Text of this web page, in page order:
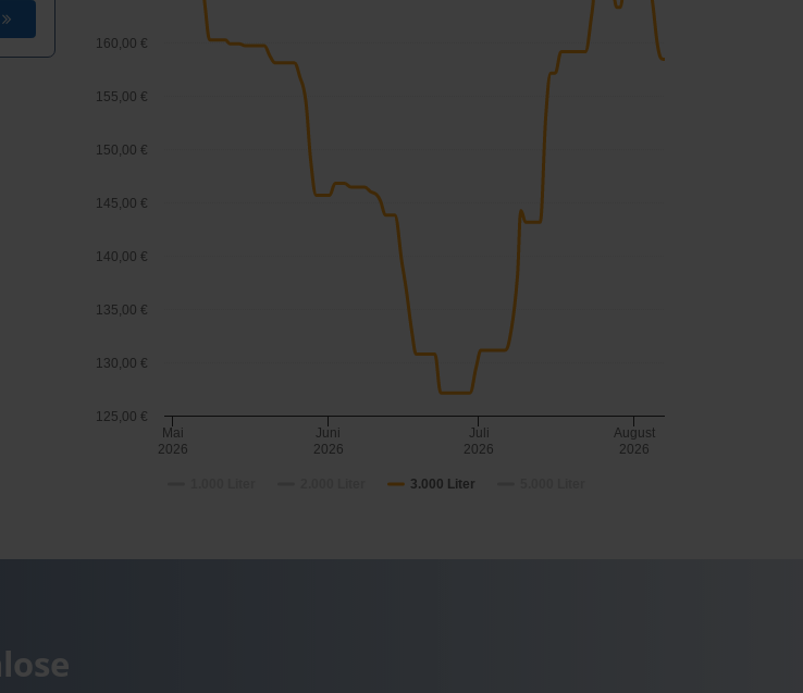
3.000 Liter
Mai
2026
Juni
2026
Juli
2026
August
2026
125,00 €
130,00 €
135,00 €
140,00 €
145,00 €
150,00 €
155,00 €
160,00 €